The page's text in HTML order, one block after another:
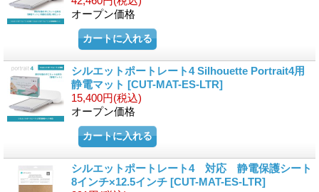
オープン価格
シルエットポートレート4 Silhouette Portrait4用
静電マット [CUT-MAT-ES-LTR]
15,400円(税込)
オープン価格
シルエットポートレート4 対応 静電保護シート
8インチ×12.5インチ [CUT-MAT-ES-LTR]